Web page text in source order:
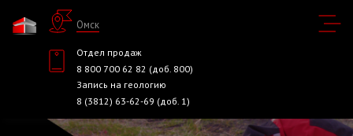
Омск
Отдел продаж
8 800 700 62 82 (доб. 800)
Запись на геологию
8 (3812) 63-62-69 (доб. 1)